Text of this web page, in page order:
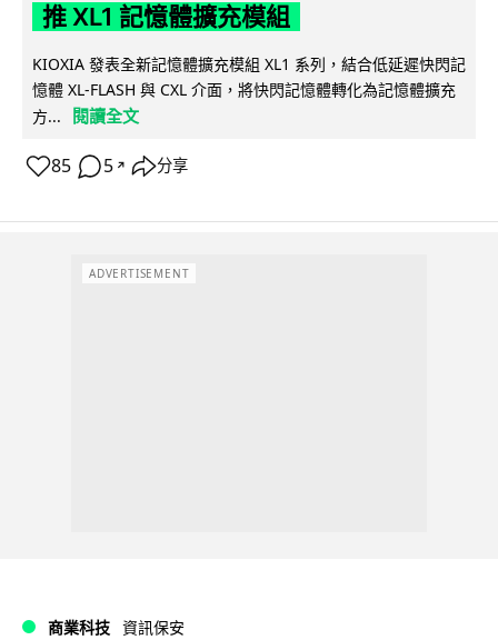
推 XL1 記憶體擴充模組
KIOXIA 發表全新記憶體擴充模組 XL1 系列，結合低延遲快閃記
憶體 XL-FLASH 與 CXL 介面，將快閃記憶體轉化為記憶體擴充
方...
閱讀全文
85 5 ↗ 分享
ADVERTISEMENT
商業科技 資訊保安